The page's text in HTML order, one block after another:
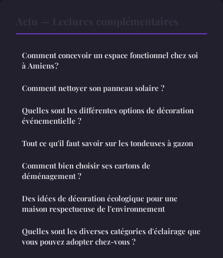
Comment concevoir un espace fonctionnel chez soi
à Amiens ?
Comment nettoyer son panneau solaire ?
Quelles sont les différentes options de décoration
événementielle ?
Tout ce qu'il faut savoir sur les tondeuses à gazon
Comment bien choisir ses cartons de
déménagement ?
Des idées de décoration écologique pour une
maison respectueuse de l'environnement
Quelles sont les diverses catégories d'éclairage que
vous pouvez adopter chez-vous ?